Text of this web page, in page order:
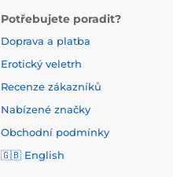
Potřebujete poradit?
Doprava a platba
Erotický veletrh
Recenze zákazníků
Nabízené značky
Obchodní podmínky
🇬🇧 English